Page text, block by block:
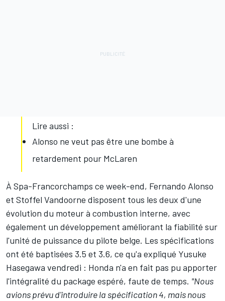
Lire aussi :
Alonso ne veut pas être une bombe à
retardement pour McLaren
À Spa-Francorchamps ce week-end, Fernando Alonso
et Stoffel Vandoorne disposent tous les deux d'une
évolution du moteur à combustion interne, avec
également un développement améliorant la fiabilité sur
l'unité de puissance du pilote belge. Les spécifications
ont été baptisées 3.5 et 3.6, ce qu'a expliqué Yusuke
Hasegawa vendredi : Honda n'a en fait pas pu apporter
l'intégralité du package espéré, faute de temps. "Nous
avions prévu d'introduire la spécification 4, mais nous